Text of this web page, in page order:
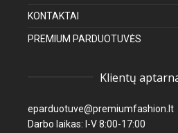
KONTAKTAI
PREMIUM PARDUOTUVĖS
Klientų
eparduotuve@premiumfashion.lt
Darbo laikas: I-V 8:00-17:00